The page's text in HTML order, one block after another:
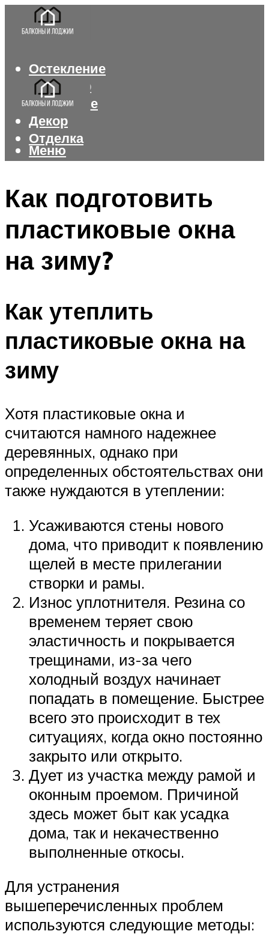
Остекление
Интерьер
Утепление
Декор
Отделка
Меню
Как подготовить
пластиковые окна
на зиму?
Как утеплить
пластиковые окна на
зиму
Хотя пластиковые окна и
считаются намного надежнее
деревянных, однако при
определенных обстоятельствах они
также нуждаются в утеплении:
Усаживаются стены нового
дома, что приводит к появлению
щелей в месте прилегании
створки и рамы.
Износ уплотнителя. Резина со
временем теряет свою
эластичность и покрывается
трещинами, из-за чего
холодный воздух начинает
попадать в помещение. Быстрее
всего это происходит в тех
ситуациях, когда окно постоянно
закрыто или открыто.
Дует из участка между рамой и
оконным проемом. Причиной
здесь может быт как усадка
дома, так и некачественно
выполненные откосы.
Для устранения
вышеперечисленных проблем
используются следующие методы: